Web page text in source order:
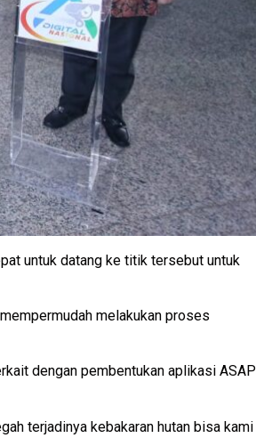
untuk datang ke titik tersebut untuk
melakukan proses
dengan pembentukan aplikasi ASAP
terjadinya kebakaran hutan bisa kami